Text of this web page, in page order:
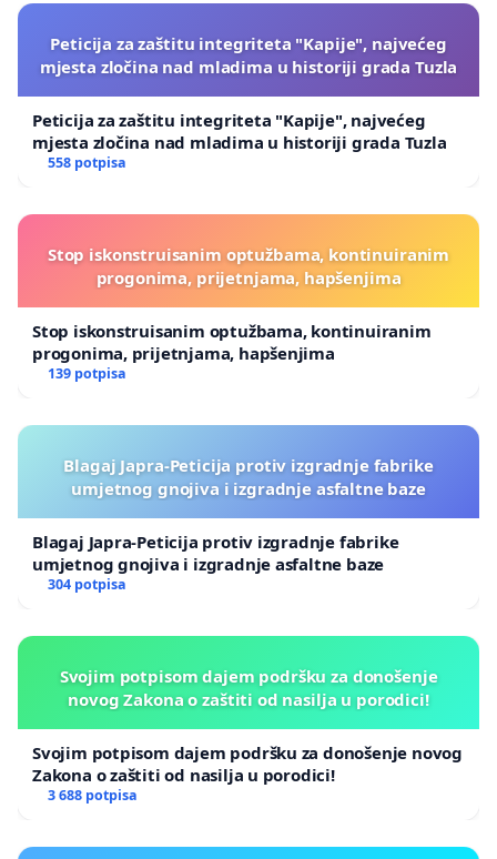
Peticija za zaštitu integriteta "Kapije", najvećeg
mjesta zločina nad mladima u historiji grada Tuzla
Peticija za zaštitu integriteta "Kapije", najvećeg
mjesta zločina nad mladima u historiji grada Tuzla
558 potpisa
Stop iskonstruisanim optužbama, kontinuiranim
progonima, prijetnjama, hapšenjima
Stop iskonstruisanim optužbama, kontinuiranim
progonima, prijetnjama, hapšenjima
139 potpisa
Blagaj Japra-Peticija protiv izgradnje fabrike
umjetnog gnojiva i izgradnje asfaltne baze
Blagaj Japra-Peticija protiv izgradnje fabrike
umjetnog gnojiva i izgradnje asfaltne baze
304 potpisa
Svojim potpisom dajem podršku za donošenje
novog Zakona o zaštiti od nasilja u porodici!
Svojim potpisom dajem podršku za donošenje novog
Zakona o zaštiti od nasilja u porodici!
3 688 potpisa